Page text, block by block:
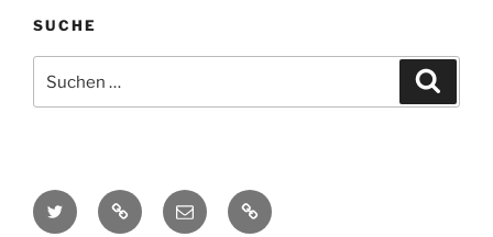
SUCHE
nach:
Twitter Mastodon
E-
Mail
Kontakt